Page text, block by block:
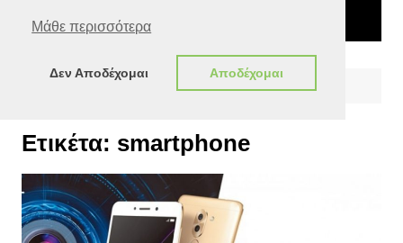
Μάθε περισσότερα
Δεν Αποδέχομαι Αποδέχομαι
Ετικέτα: smartphone